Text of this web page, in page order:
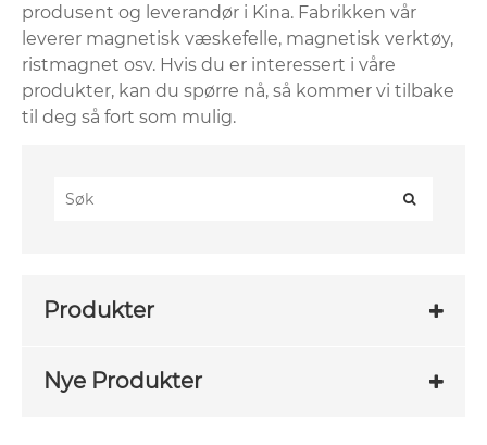
produsent og leverandør i Kina. Fabrikken vår
leverer magnetisk væskefelle, magnetisk verktøy,
ristmagnet osv. Hvis du er interessert i våre
produkter, kan du spørre nå, så kommer vi tilbake
til deg så fort som mulig.
Produkter
Nye Produkter